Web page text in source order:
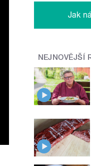
Jak
NEJNOVĚJŠÍ